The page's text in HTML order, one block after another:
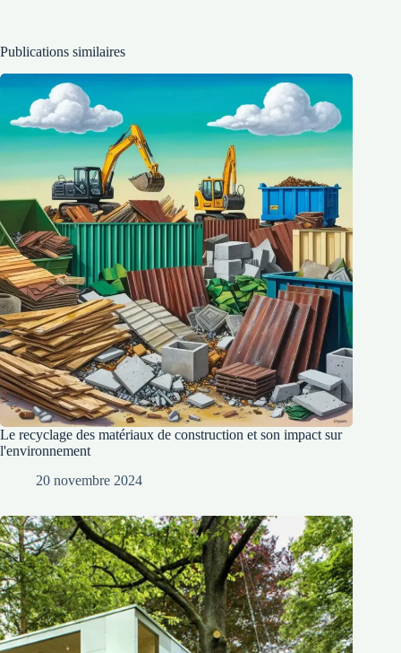
Publications similaires
Le recyclage des matériaux de construction et son impact sur
l'environnement
20 novembre 2024